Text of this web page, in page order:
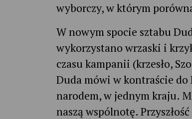
wyborczy, w którym
W nowym spocie sztabu
wykorzystano wrzaski i
czasu kampanii (krzesło,
Duda mówi w kontraście do
narodem, w jednym kraju.
naszą wspólnotę.